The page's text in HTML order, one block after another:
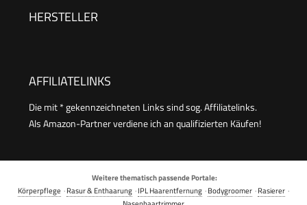
HERSTELLER
AFFILIATELINKS
Die mit * gekennzeichneten Links sind sog. Affiliatelinks.
Als Amazon-Partner verdiene ich an qualifizierten Käufen!
Weitere thematisch passende Portale:
Körperpflege ·Rasur & Enthaarung ·IPL Haarentfernung ·Bodygroomer ·Rasierer ·